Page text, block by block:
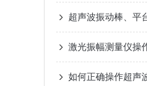
如何正确操作超声